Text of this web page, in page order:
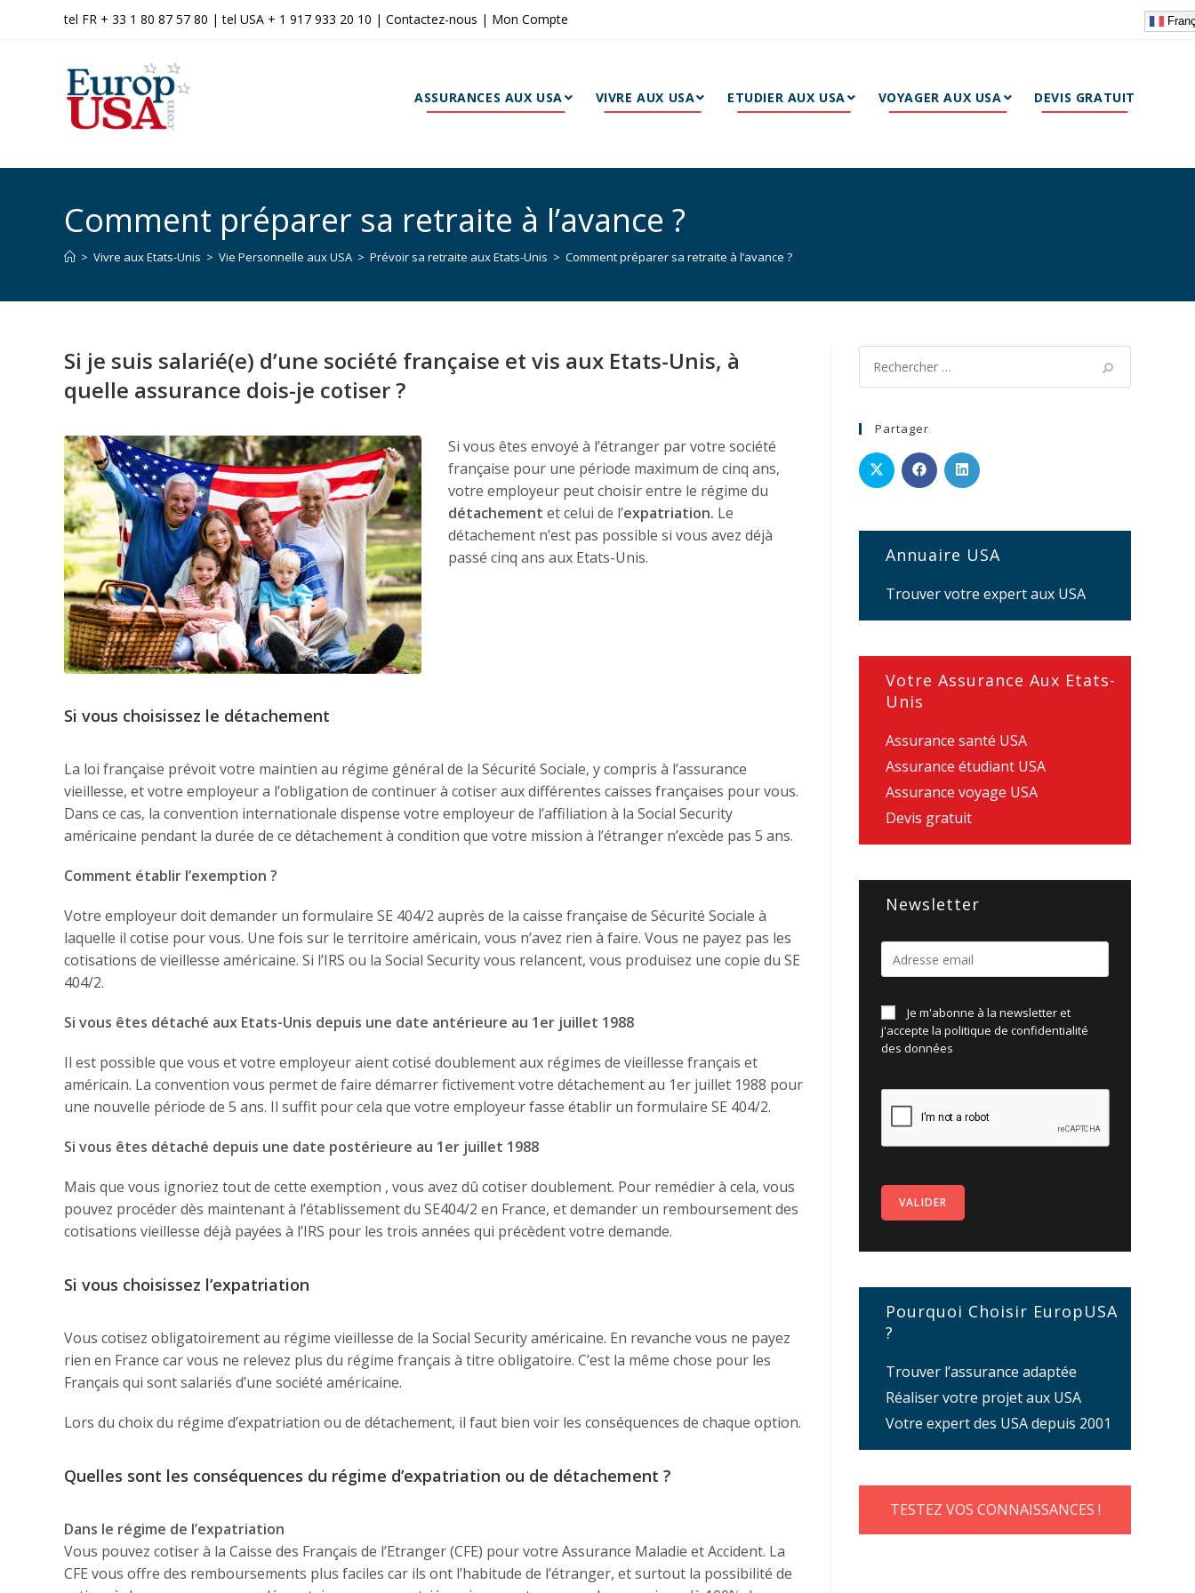
tel FR + 33 1 80 87 57 80 | tel USA + 1 917 933 20 10 | Contactez-nous | Mon Compte
ASSURANCES AUX USA VIVRE AUX USA ETUDIER AUX USA VOYAGER AUX USA DEVIS GRATUIT
Comment préparer sa retraite à l’avance ?
> Vivre aux Etats-Unis > Vie Personnelle aux USA > Prévoir sa retraite aux Etats-Unis > Comment préparer sa retraite à l’avance ?
Si je suis salarié(e) d’une société française et vis aux Etats-Unis, à
quelle assurance dois-je cotiser ?
Si vous êtes envoyé à l’étranger par votre société
française pour une période maximum de cinq ans,
votre employeur peut choisir entre le régime du
détachement et celui de l’expatriation. Le
détachement n’est pas possible si vous avez déjà
passé cinq ans aux Etats-Unis.
Si vous choisissez le détachement
La loi française prévoit votre maintien au régime général de la Sécurité Sociale, y compris à l’assurance
vieillesse, et votre employeur a l’obligation de continuer à cotiser aux différentes caisses françaises pour vous.
Dans ce cas, la convention internationale dispense votre employeur de l’affiliation à la Social Security
américaine pendant la durée de ce détachement à condition que votre mission à l’étranger n’excède pas 5 ans.
Comment établir l’exemption ?
Votre employeur doit demander un formulaire SE 404/2 auprès de la caisse française de Sécurité Sociale à
laquelle il cotise pour vous. Une fois sur le territoire américain, vous n’avez rien à faire. Vous ne payez pas les
cotisations de vieillesse américaine. Si l’IRS ou la Social Security vous relancent, vous produisez une copie du SE
404/2.
Si vous êtes détaché aux Etats-Unis depuis une date antérieure au 1er juillet 1988
Il est possible que vous et votre employeur aient cotisé doublement aux régimes de vieillesse français et
américain. La convention vous permet de faire démarrer fictivement votre détachement au 1er juillet 1988 pour
une nouvelle période de 5 ans. Il suffit pour cela que votre employeur fasse établir un formulaire SE 404/2.
Si vous êtes détaché depuis une date postérieure au 1er juillet 1988
Mais que vous ignoriez tout de cette exemption , vous avez dû cotiser doublement. Pour remédier à cela, vous
pouvez procéder dès maintenant à l’établissement du SE404/2 en France, et demander un remboursement des
cotisations vieillesse déjà payées à l’IRS pour les trois années qui précèdent votre demande.
Si vous choisissez l’expatriation
Vous cotisez obligatoirement au régime vieillesse de la Social Security américaine. En revanche vous ne payez
rien en France car vous ne relevez plus du régime français à titre obligatoire. C’est la même chose pour les
Français qui sont salariés d’une société américaine.
Lors du choix du régime d’expatriation ou de détachement, il faut bien voir les conséquences de chaque option.
Quelles sont les conséquences du régime d’expatriation ou de détachement ?
Dans le régime de l’expatriation
Vous pouvez cotiser à la Caisse des Français de l’Etranger (CFE) pour votre Assurance Maladie et Accident. La
CFE vous offre des remboursements plus faciles car ils ont l’habitude de l’étranger, et surtout la possibilité de
Partager
Annuaire USA
Trouver votre expert aux USA
Votre Assurance Aux Etats-
Unis
Assurance santé USA
Assurance étudiant USA
Assurance voyage USA
Devis gratuit
Newsletter
Je m'abonne à la newsletter et
j'accepte la politique de confidentialité
des données
Pourquoi Choisir EuropUSA
?
Trouver l’assurance adaptée
Réaliser votre projet aux USA
Votre expert des USA depuis 2001
TESTEZ VOS CONNAISSANCES !